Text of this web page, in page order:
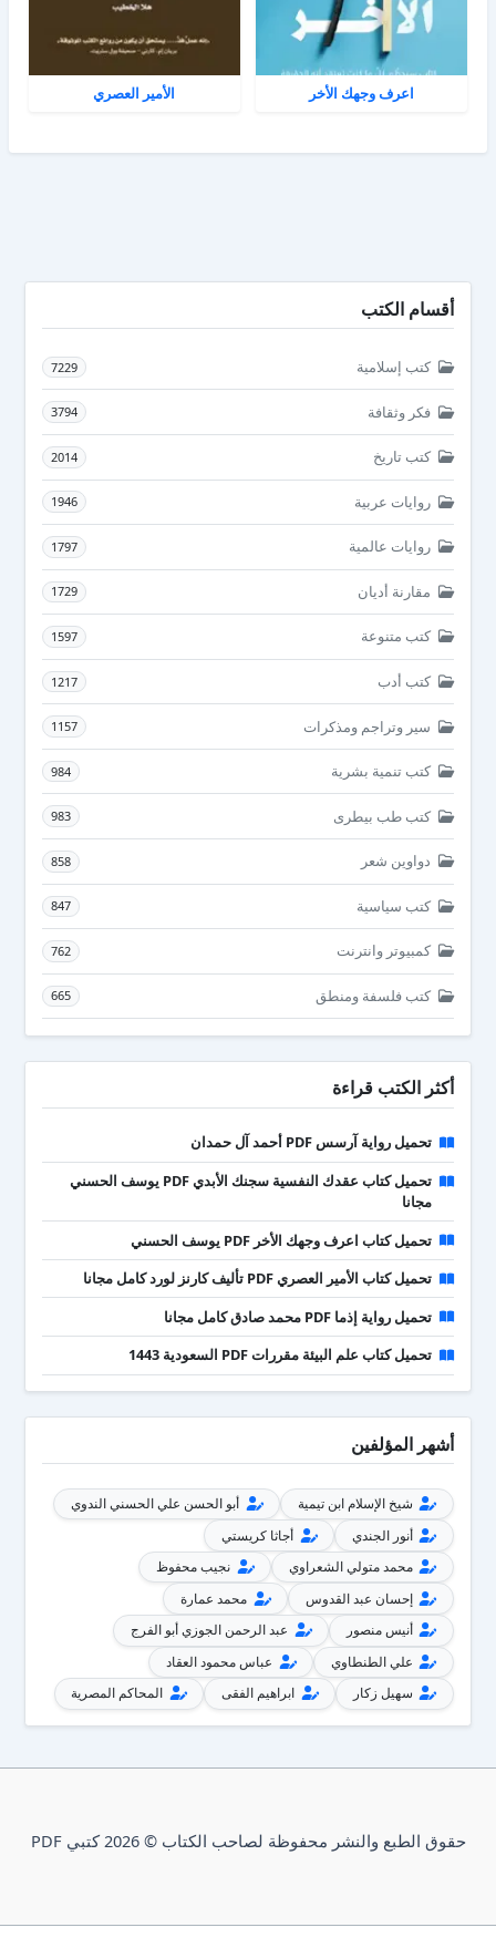
اعرف وجهك الأخر الأمير العصري
أقسام الكتب
كتب إسلامية 7229
فكر وثقافة 3794
كتب تاريخ 2014
روايات عربية 1946
روايات عالمية 1797
مقارنة أديان 1729
كتب متنوعة 1597
كتب أدب 1217
سير وتراجم ومذكرات 1157
كتب تنمية بشرية 984
كتب طب بيطرى 983
دواوين شعر 858
كتب سياسية 847
كمبيوتر وانترنت 762
كتب فلسفة ومنطق 665
أكثر الكتب قراءة
تحميل رواية آرسس PDF أحمد آل حمدان
تحميل كتاب عقدك النفسية سجنك الأبدي PDF يوسف الحسني
مجانا
تحميل كتاب اعرف وجهك الأخر PDF يوسف الحسني
تحميل كتاب الأمير العصري PDF تأليف كارنز لورد كامل مجانا
تحميل رواية إذما PDF محمد صادق كامل مجانا
تحميل كتاب علم البيئة مقررات PDF السعودية 1443
أشهر المؤلفين
شيخ الإسلام ابن تيمية
أبو الحسن علي الحسني الندوي
أنور الجندي
أجاثا كريستي
محمد متولي الشعراوي
نجيب محفوظ
إحسان عبد القدوس
محمد عمارة
أنيس منصور
عبد الرحمن الجوزي أبو الفرج
علي الطنطاوي
عباس محمود العقاد
سهيل زكار
ابراهيم الفقى المحاكم المصرية
حقوق الطبع والنشر محفوظة لصاحب الكتاب © 2026 كتبي PDF